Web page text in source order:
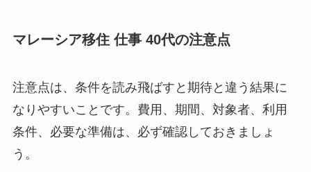
マレーシア移住 仕事 40代の注意点
注意点は、条件を読み飛ばすと期待と違う結果に
なりやすいことです。費用、期間、対象者、利用
条件、必要な準備は、必ず確認しておきましょ
う。